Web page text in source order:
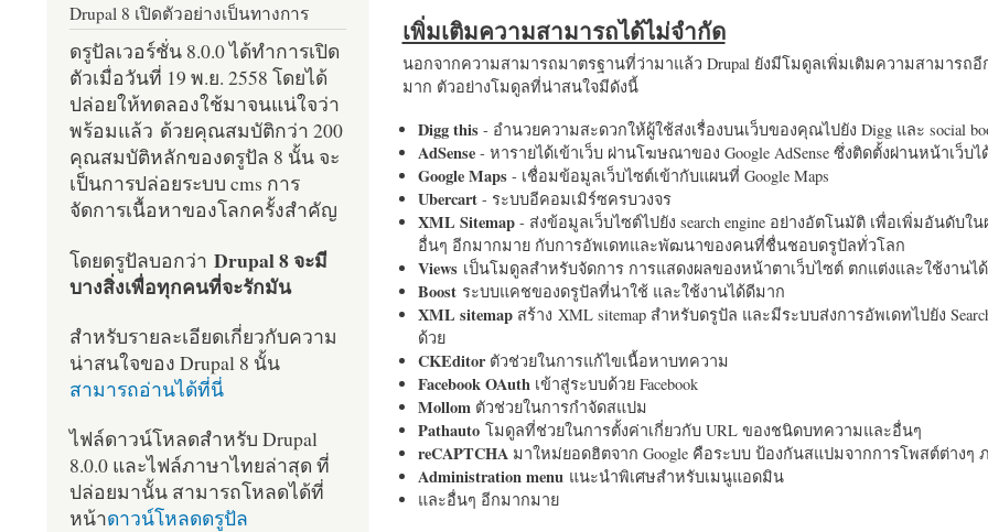
เพิ่มเติมความสามารถได้ไม่จำกัด
นอกจากความสามารถมาตรฐานที่ว่ามาแล้ว Drupal ยังมีโมดูลเพิ่มเติมความสามารถอี
มาก ตัวอย่างโมดูลที่น่าสนใจมีดังนี้
Digg this- อำนวยความสะดวกให้ผู้ใช้ส่งเรื่องบนเว็บของคุณไปยัง Digg และ social
AdSense- หารายได้เข้าเว็บ ผ่านโฆษณาของ Google AdSense ซึ่งติดตั้งผ่านหน้าเว็บไ
Google Maps- เชื่อมข้อมูลเว็บไซต์เข้ากับแผนที่ Google Maps
Ubercart- ระบบอีคอมเมิร์ซครบวงจร
XML Sitemap- ส่งข้อมูลเว็บไซต์ไปยัง search engine อย่างอัตโนมัติ เพื่อเพิ่มอันดับใ
อื่นๆ อีกมากมาย กับการอัพเดทและพัฒนาของคนที่ชื่นชอบดรูปัลทั่วโลก
Views เป็นโมดูลสำหรับจัดการ การแสดงผลของหน้าตาเว็บไซต์ ตกแต่งและใช้งานไ
Boost ระบบแคชของดรูปัลที่น่าใช้ และใช้งานได้ดีมาก
XML sitemapสร้าง XML sitemap สำหรับดรูปัล และมีระบบส่งการอัพเดทไปยัง
ด้วย
CKEditorตัวช่วยในการแก้ไขเนื้อหาบทความ
Facebook OAuth เข้าสู่ระบบด้วย Facebook
Mollom ตัวช่วยในการกำจัดสแปม
Pathautoโมดูลที่ช่วยในการตั้งค่าเกี่ยวกับ URL ของชนิดบทความและอื่นๆ
reCAPTCHA มาใหม่ยอดฮิตจาก Google คือระบบ ป้องกันสแปมจากการโพสต์ต่างๆ
Administration menu แนะนำพิเศษสำหรับเมนูแอดมิน
และอื่นๆ อีกมากมาย
Drupal 8 เปิดตัวอย่างเป็นทางการ
ดรูปัลเวอร์ชั่น 8.0.0 ได้ทำการเปิด
ตัวเมื่อวันที่ 19 พ.ย. 2558 โดยได้
ปล่อยให้ทดลองใช้มาจนแน่ใจว่า
พร้อมแล้ว ด้วยคุณสมบัติกว่า 200
คุณสมบัติหลักของดรูปัล 8 นั้น จะ
เป็นการปล่อยระบบ cms การ
จัดการเนื้อหาของโลกครั้งสำคัญ
โดยดรูปัลบอกว่า Drupal 8 จะมี
บางสิ่งเพื่อทุกคนที่จะรักมัน
สำหรับรายละเอียดเกี่ยวกับความ
น่าสนใจของ Drupal 8 นั้น
สามารถอ่านได้ที่นี่
ไฟล์ดาวน์โหลดสำหรับ Drupal
8.0.0 และไฟล์ภาษาไทยล่าสุด ที่
ปล่อยมานั้น สามารถโหลดได้ที่
หน้าดาวน์โหลดดรูปัล